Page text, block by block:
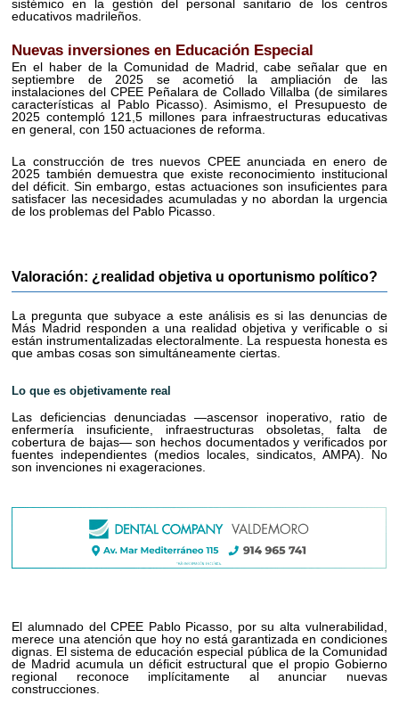
sistémico en la gestión del personal sanitario de los centros
educativos madrileños.
Nuevas inversiones en Educación Especial
En el haber de la Comunidad de Madrid, cabe señalar que en
septiembre de 2025 se acometió la ampliación de las
instalaciones del CPEE Peñalara de Collado Villalba (de similares
características al Pablo Picasso). Asimismo, el Presupuesto de
2025 contempló 121,5 millones para infraestructuras educativas
en general, con 150 actuaciones de reforma.
La construcción de tres nuevos CPEE anunciada en enero de
2025 también demuestra que existe reconocimiento institucional
del déficit. Sin embargo, estas actuaciones son insuficientes para
satisfacer las necesidades acumuladas y no abordan la urgencia
de los problemas del Pablo Picasso.
Valoración: ¿realidad objetiva u oportunismo político?
La pregunta que subyace a este análisis es si las denuncias de
Más Madrid responden a una realidad objetiva y verificable o si
están instrumentalizadas electoralmente. La respuesta honesta es
que ambas cosas son simultáneamente ciertas.
Lo que es objetivamente real
Las deficiencias denunciadas —ascensor inoperativo, ratio de
enfermería insuficiente, infraestructuras obsoletas, falta de
cobertura de bajas— son hechos documentados y verificados por
fuentes independientes (medios locales, sindicatos, AMPA). No
son invenciones ni exageraciones.
El alumnado del CPEE Pablo Picasso, por su alta vulnerabilidad,
merece una atención que hoy no está garantizada en condiciones
dignas. El sistema de educación especial pública de la Comunidad
de Madrid acumula un déficit estructural que el propio Gobierno
regional reconoce implícitamente al anunciar nuevas
construcciones.